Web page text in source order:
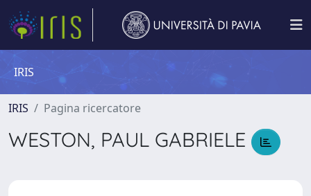
IRIS
IRIS Pagina ricercatore
WESTON, PAUL GABRIELE